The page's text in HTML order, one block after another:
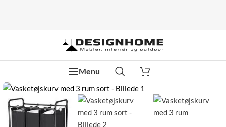
Menu
Klik for at forstørre